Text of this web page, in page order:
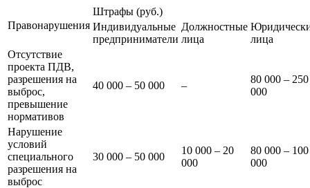
Правонарушения
Штрафы (руб.)
Индивидуальные
предприниматели
Должностные
лица
лица
Отсутствие
проекта ПДВ,
разрешения на
выброс,
превышение
нормативов
40 000 – 50 000 –
80 000 – 250
000
Нарушение
условий
специального
разрешения на
выброс
30 000 – 50 000
10 000 – 20
000
80 000 – 100
000